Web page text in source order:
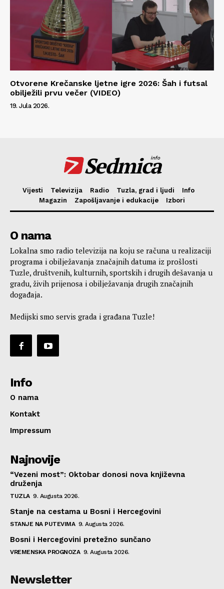
Otvorene Krečanske ljetne igre 2026: Šah i futsal
obilježili prvu večer (VIDEO)
19. Jula 2026.
Sedmica
info
Vijesti Televizija Radio Tuzla, grad i ljudi
Info
Magazin
Zapošljavanje i edukacije Izbori
O nama
Lokalna smo radio televizija na koju se računa u realizaciji
programa i obilježavanja značajnih datuma iz prošlosti
Tuzle, društvenih, kulturnih, sportskih i drugih dešavanja u
gradu, živih prijenosa i obilježavanja drugih značajnih
događaja.
Medijski smo servis grada i građana Tuzle!
Info
O nama
Kontakt
Impressum
Najnovije
“Vezeni most”: Oktobar donosi nova književna
druženja
TUZLA 9. Augusta 2026.
Stanje na cestama u Bosni i Hercegovini
STANJE NA PUTEVIMA 9. Augusta 2026.
Bosni i Hercegovini pretežno sunčano
VREMENSKA PROGNOZA 9. Augusta 2026.
Newsletter